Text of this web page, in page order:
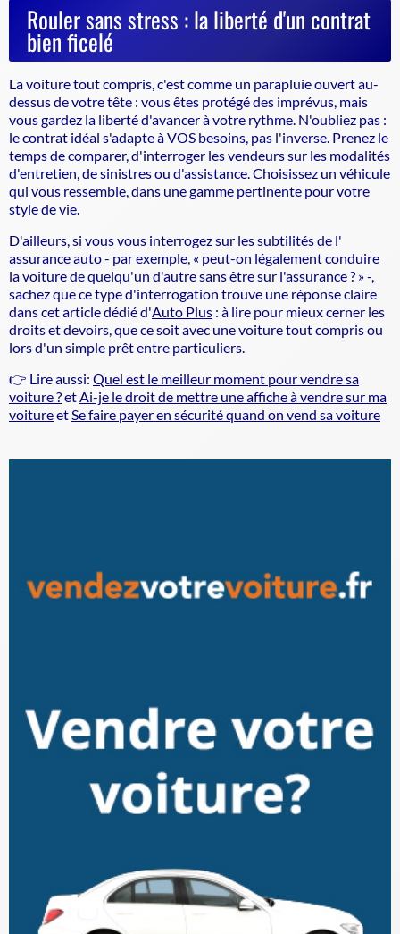
Rouler sans stress : la liberté d'un contrat
bien ficelé
La voiture tout compris, c'est comme un parapluie ouvert au-
dessus de votre tête : vous êtes protégé des imprévus, mais
vous gardez la liberté d'avancer à votre rythme. N'oubliez pas :
le contrat idéal s'adapte à VOS besoins, pas l'inverse. Prenez le
temps de comparer, d'interroger les vendeurs sur les modalités
d'entretien, de sinistres ou d'assistance. Choisissez un véhicule
qui vous ressemble, dans une gamme pertinente pour votre
style de vie.
D'ailleurs, si vous vous interrogez sur les subtilités de l'
assurance auto- par exemple, « peut-on légalement conduire
la voiture de quelqu'un d'autre sans être sur l'assurance ? » -,
sachez que ce type d'interrogation trouve une réponse claire
dans cet article dédié d'Auto Plus : à lire pour mieux cerner les
droits et devoirs, que ce soit avec une voiture tout compris ou
lors d'un simple prêt entre particuliers.
👉 Lire aussi: Quel est le meilleur moment pour vendre sa
voiture ?etAi-je le droit de mettre une affiche à vendre sur ma
voitureetSe faire payer en sécurité quand on vend sa voiture